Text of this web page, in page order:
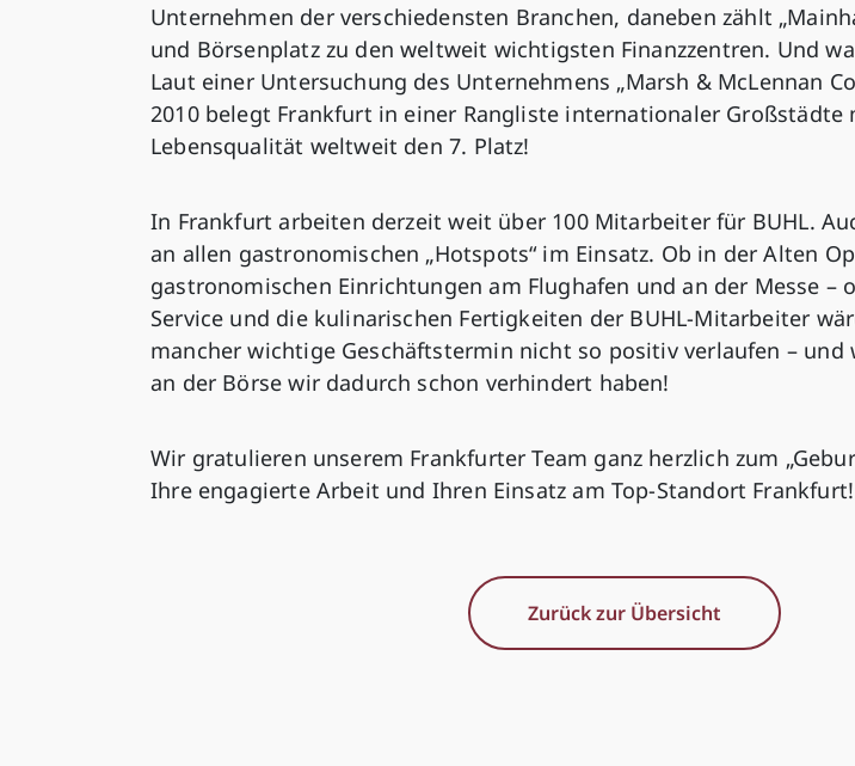
Unternehmen der verschiedensten Branchen, daneben zählt
und Börsenplatz zu den weltweit wichtigsten Finanzzentren. Und
Laut einer Untersuchung des Unternehmens „Marsh & McLennan
2010 belegt Frankfurt in einer Rangliste internationaler Großstädte
Lebensqualität weltweit den 7. Platz!
In Frankfurt arbeiten derzeit weit über 100 Mitarbeiter für BUHL.
an allen gastronomischen „Hotspots“ im Einsatz. Ob in der Alten
gastronomischen Einrichtungen am Flughafen und an der Messe –
Service und die kulinarischen Fertigkeiten der BUHL-Mitarbeiter
mancher wichtige Geschäftstermin nicht so positiv verlaufen – und
an der Börse wir dadurch schon verhindert haben!
Wir gratulieren unserem Frankfurter Team ganz herzlich zum
Ihre engagierte Arbeit und Ihren Einsatz am Top-Standort Frankfurt!
Zurück zur Übersicht